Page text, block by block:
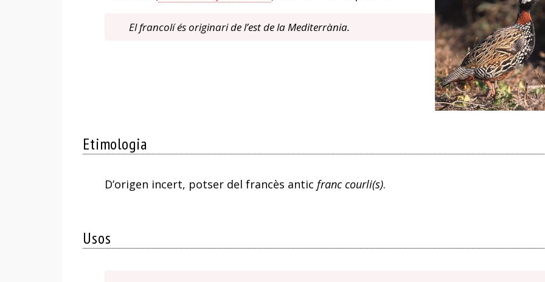
El francolí és originari de l’est de la Mediterrània.
Etimologia
D’origen incert, potser del francès antic franc courli(s).
Usos